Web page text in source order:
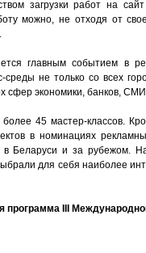
загрузки работ на
можно, не отходя от
главным событием в
среды не только со всех
сфер экономики, банков,
45 мастер-классов.
в номинациях
Беларуси и за рубежом.
для себя наиболее
программа